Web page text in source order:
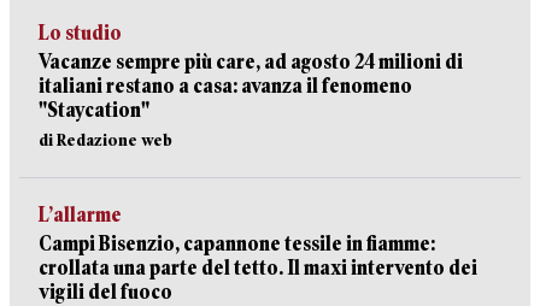
Lo studio
Vacanze sempre più care, ad agosto 24 milioni di
italiani restano a casa: avanza il fenomeno
"Staycation"
di Redazione web
L’allarme
Campi Bisenzio, capannone tessile in fiamme:
crollata una parte del tetto. Il maxi intervento dei
vigili del fuoco